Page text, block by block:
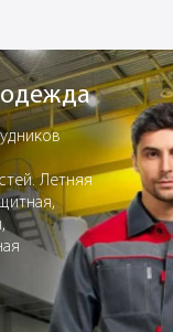
Летняя